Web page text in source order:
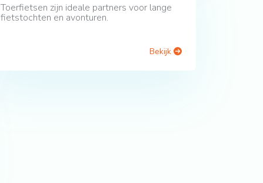
Toerfietsen zijn ideale partners voor lange
fietstochten en avonturen.
Bekijk